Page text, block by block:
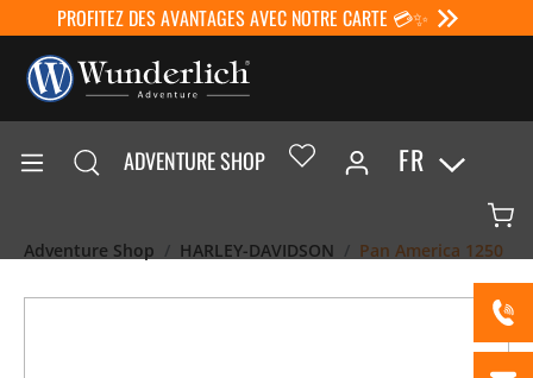
PROFITEZ DES AVANTAGES AVEC NOTRE CARTE 💳✨
ADVENTURE SHOP FR
Adventure Shop HARLEY-DAVIDSON Pan America 1250